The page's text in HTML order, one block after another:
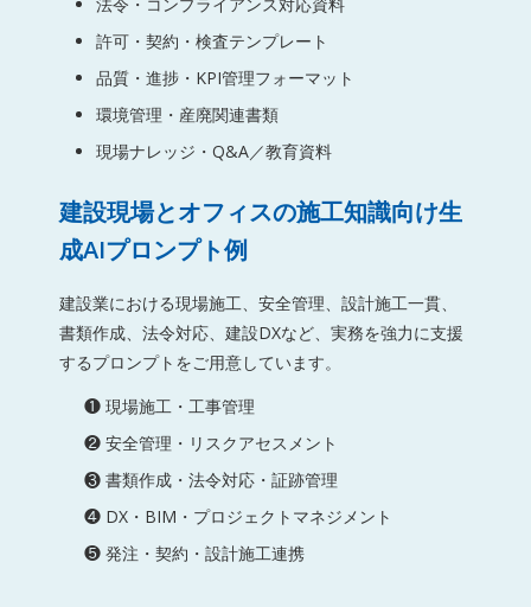
許可・契約・検査テンプレート
品質・進捗・KPI管理フォーマット
環境管理・産廃関連書類
現場ナレッジ・Q&A／教育資料
建設現場とオフィスの施工知識向け生
成AIプロンプト例
建設業における現場施工、安全管理、設計施工一貫、
書類作成、法令対応、建設DXなど、実務を強力に支援
するプロンプトをご用意しています。
❶ 現場施工・工事管理
❷ 安全管理・リスクアセスメント
❸ 書類作成・法令対応・証跡管理
❹ DX・BIM・プロジェクトマネジメント
❺ 発注・契約・設計施工連携